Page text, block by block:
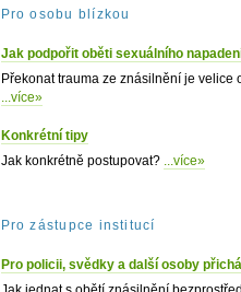
Pro osobu blízkou
Jak podpořit oběti sexuálního
Překonat trauma ze znásilnění je velice
...více»
Konkrétní tipy
Jak konkrétně postupovat? ...více»
Pro zástupce institucí
Pro policii, svědky a další osoby